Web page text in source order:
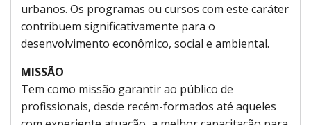
urbanos. Os programas ou cursos com este caráter
contribuem significativamente para o
desenvolvimento econômico, social e ambiental.
MISSÃO
Tem como missão garantir ao público de
profissionais, desde recém-formados até aqueles